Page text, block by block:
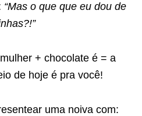
“Mas o que que eu dou de
+ chocolate é = a
de hoje é pra você!
uma noiva com: